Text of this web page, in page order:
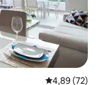
4,89 de uma
4,89 (72)